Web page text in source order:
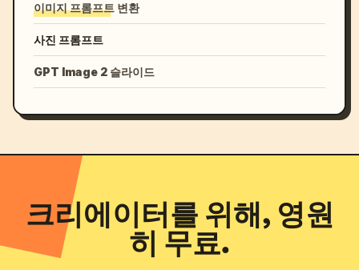
이미지 프롬프트 변환
사진 프롬프트
GPT Image 2 슬라이드
크리에이터를 위해, 영원
히 무료.